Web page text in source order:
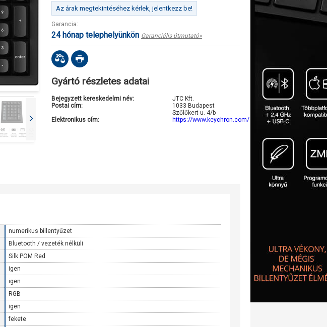
Az árak megtekintéséhez kérlek, jelentkezz be!
Garancia:
24 hónap telephelyünkön Garanciális útmutató»
Gyártó részletes adatai
Bejegyzett kereskedelmi név:
JTC Kft.
Postai cím:
1033 Budapest
Szőlőkert u. 4/b
Elektronikus cím:
https://www.keychron.com/
numerikus billentyűzet
Bluetooth / vezeték nélküli
Silk POM Red
igen
igen
RGB
igen
fekete